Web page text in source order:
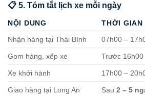
📋 5. Tóm tắt lịch xe mỗi ngày
NỘI DUNG
THỜI GIAN
Nhận hàng tại Thái Bình
07h00 –
Gom hàng, xếp xe Trước 16h00
Xe khởi hành 17h00 –
Giao hàng tại Long An Sau2 – 5